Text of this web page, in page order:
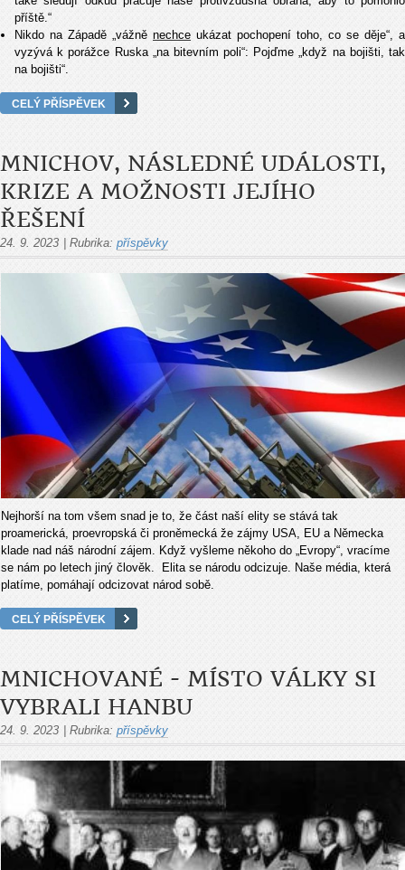
příště.“
Nikdo na Západě „vážně nechce ukázat pochopení toho, co se děje“, a
vyzývá k porážce Ruska „na bitevním poli“: Pojďme „když na bojišti, tak
na bojišti“.
CELÝ PŘÍSPĚVEK
MNICHOV, NÁSLEDNÉ UDÁLOSTI,
KRIZE A MOŽNOSTI JEJÍHO
ŘEŠENÍ
24. 9. 2023 Rubrika: příspěvky
Nejhorší na tom všem snad je to, že část naší elity se stává tak
proamerická, proevropská či proněmecká že zájmy USA, EU a Německa
klade nad náš národní zájem. Když vyšleme někoho do „Evropy“, vracíme
se nám po letech jiný člověk. Elita se národu odcizuje. Naše média, která
platíme, pomáhají odcizovat národ sobě.
CELÝ PŘÍSPĚVEK
MNICHOVANÉ - MÍSTO VÁLKY SI
VYBRALI HANBU
24. 9. 2023 Rubrika: příspěvky